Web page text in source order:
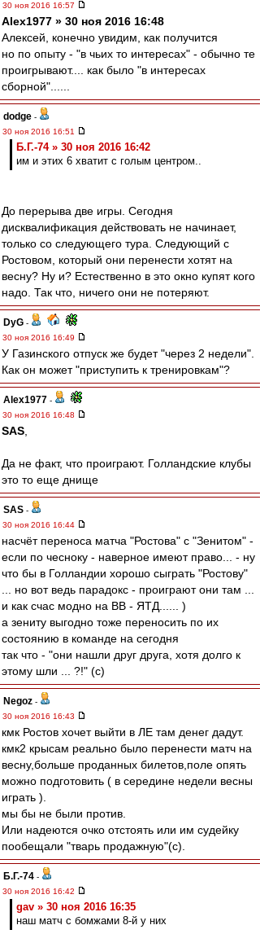
30 ноя 2016 16:57
Alex1977 » 30 ноя 2016 16:48
Алексей, конечно увидим, как получится
но по опыту - "в чьих то интересах" - обычно те
проигрывают.... как было "в интересах
сборной"......
dodge -
30 ноя 2016 16:51
Б.Г.-74 » 30 ноя 2016 16:42
им и этих 6 хватит с голым центром..
До перерыва две игры. Сегодня
дисквалификация действовать не начинает,
только со следующего тура. Следующий с
Ростовом, который они перенести хотят на
весну? Ну и? Естественно в это окно купят кого
надо. Так что, ничего они не потеряют.
DyG -
30 ноя 2016 16:49
У Газинского отпуск же будет "через 2 недели".
Как он может "приступить к тренировкам"?
Alex1977 -
30 ноя 2016 16:48
SAS
Да не факт, что проиграют. Голландские клубы
это то еще днище
SAS -
30 ноя 2016 16:44
насчёт переноса матча "Ростова" с "Зенитом" -
если по чесноку - наверное имеют право... - ну
что бы в Голландии хорошо сыграть "Ростову"
... но вот ведь парадокс - проиграют они там ...
и как счас модно на ВВ - ЯТД...... )
а зениту выгодно тоже переносить по их
состоянию в команде на сегодня
так что - "они нашли друг друга, хотя долго к
этому шли ... ?!" (c)
Negoz -
30 ноя 2016 16:43
кмк Ростов хочет выйти в ЛЕ там денег дадут.
кмк2 крысам реально было перенести матч на
весну,больше проданных билетов,поле опять
можно подготовить ( в середине недели весны
играть ).
мы бы не были против.
Или надеются очко отстоять или им судейку
пообещали "тварь продажную"(с).
Б.Г.-74 -
30 ноя 2016 16:42
gav » 30 ноя 2016 16:35
наш матч с бомжами 8-й у них